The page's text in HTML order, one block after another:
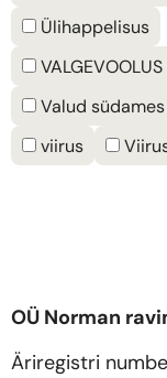
Ülihappelisus
Valud südames
viirus
OÜ Norman
Äriregistri